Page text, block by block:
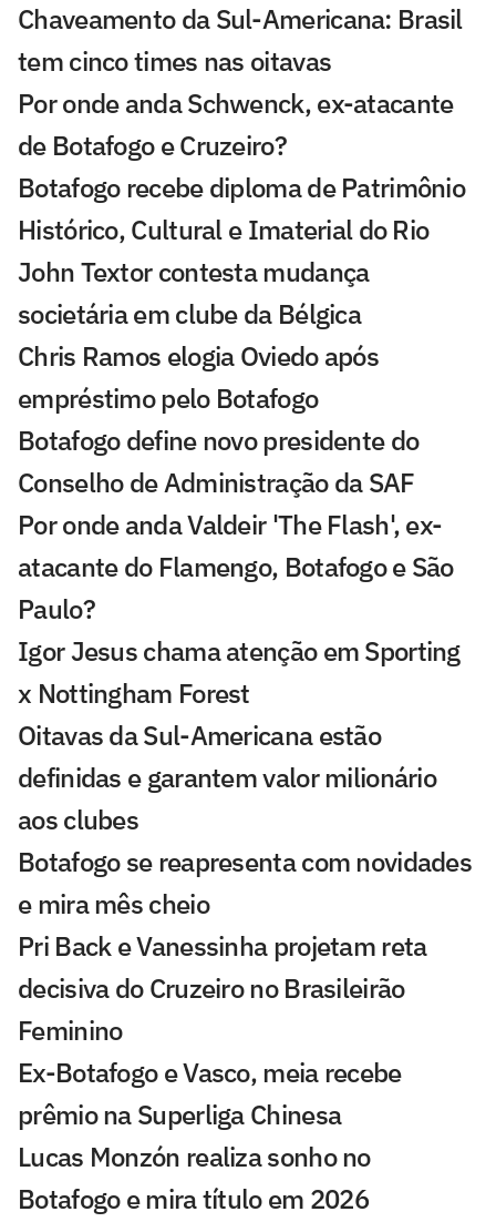
Chaveamento da Sul-Americana: Brasil
tem cinco times nas oitavas
Por onde anda Schwenck, ex-atacante
de Botafogo e Cruzeiro?
Botafogo recebe diploma de Patrimônio
Histórico, Cultural e Imaterial do Rio
John Textor contesta mudança
societária em clube da Bélgica
Chris Ramos elogia Oviedo após
empréstimo pelo Botafogo
Botafogo define novo presidente do
Conselho de Administração da SAF
Por onde anda Valdeir 'The Flash', ex-
atacante do Flamengo, Botafogo e São
Paulo?
Igor Jesus chama atenção em Sporting
x Nottingham Forest
Oitavas da Sul-Americana estão
definidas e garantem valor milionário
aos clubes
Botafogo se reapresenta com novidades
e mira mês cheio
Pri Back e Vanessinha projetam reta
decisiva do Cruzeiro no Brasileirão
Feminino
Ex-Botafogo e Vasco, meia recebe
prêmio na Superliga Chinesa
Lucas Monzón realiza sonho no
Botafogo e mira título em 2026